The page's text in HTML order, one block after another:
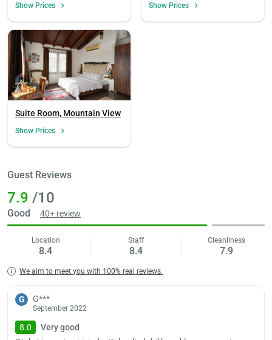
Show Prices Show Prices
Suite Room, Mountain View
Show Prices
Guest Reviews
7.9 /10
Good 40+ review
Location
8.4
Staff
8.4
Cleanliness
7.9
We aim to meet you with 100% real reviews.
G G***
September 2022
8.0
Very good